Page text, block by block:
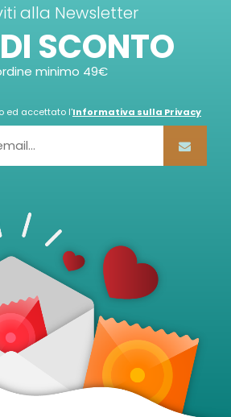
alla Newsletter
SCONTO
minimo 49€
ed accettato l'Informativa sulla Privacy